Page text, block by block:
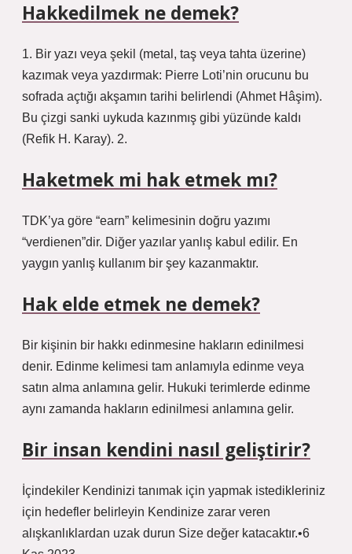
Hakkedilmek ne demek?
1. Bir yazı veya şekil (metal, taş veya tahta üzerine)
kazımak veya yazdırmak: Pierre Loti’nin orucunu bu
sofrada açtığı akşamın tarihi belirlendi (Ahmet Hâşim).
Bu çizgi sanki uykuda kazınmış gibi yüzünde kaldı
(Refik H. Karay). 2.
Haketmek mi hak etmek mı?
TDK’ya göre “earn” kelimesinin doğru yazımı
“verdienen”dir. Diğer yazılar yanlış kabul edilir. En
yaygın yanlış kullanım bir şey kazanmaktır.
Hak elde etmek ne demek?
Bir kişinin bir hakkı edinmesine hakların edinilmesi
denir. Edinme kelimesi tam anlamıyla edinme veya
satın alma anlamına gelir. Hukuki terimlerde edinme
aynı zamanda hakların edinilmesi anlamına gelir.
Bir insan kendini nasıl geliştirir?
İçindekiler Kendinizi tanımak için yapmak istedikleriniz
için hedefler belirleyin Kendinize zarar veren
alışkanlıklardan uzak durun Size değer katacaktır.•6